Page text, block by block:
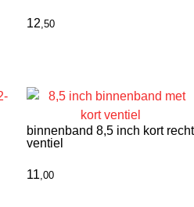
12 ,50
binnenband 8,5 inch kort recht
ventiel
11 ,00